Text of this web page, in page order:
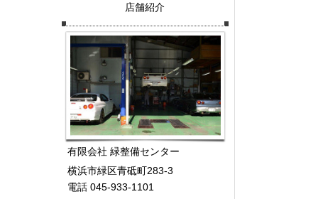
店舗紹介
有限会社 緑整備センター
横浜市緑区青砥町283-3
電話 045-933-1101